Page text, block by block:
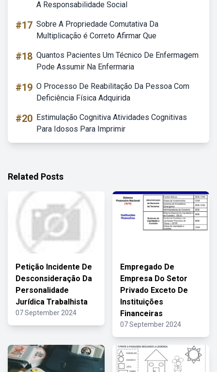
A Responsabilidade Social
#17 Sobre A Propriedade Comutativa Da
Multiplicação é Correto Afirmar Que
#18 Quantos Pacientes Um Técnico De Enfermagem
Pode Assumir Na Enfermaria
#19 O Processo De Reabilitação Da Pessoa Com
Deficiência Física Adquirida
#20 Estimulação Cognitiva Atividades Cognitivas
Para Idosos Para Imprimir
Related Posts
Petição Incidente De
Desconsideração Da
Personalidade
Jurídica Trabalhista
07 September 2024
Empregado De
Empresa Do Setor
Privado Exceto De
Instituições
Financeiras
07 September 2024